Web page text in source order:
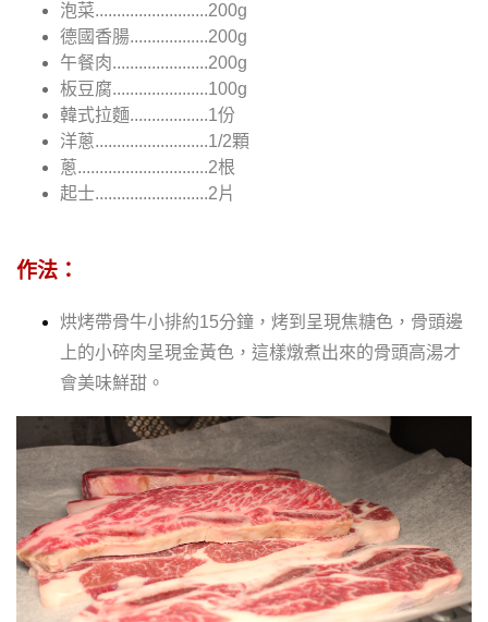
泡菜..........................200g
德國香腸..................200g
午餐肉......................200g
板豆腐......................100g
韓式拉麵..................1份
洋蔥..........................1/2顆
蔥..............................2根
起士..........................2片
作法：
烘烤帶骨牛小排約15分鐘 ，烤到呈現焦糖色， 骨頭邊
上的小碎肉呈現金黃色，這樣燉煮出來的骨頭高湯才
會美味鮮甜 。